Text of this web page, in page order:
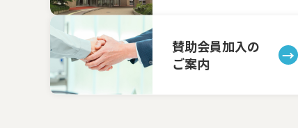
賛助会員加入の
ご案内